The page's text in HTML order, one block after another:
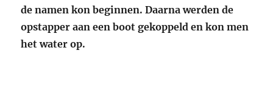
de namen kon beginnen. Daarna werden de
opstapper aan een boot gekoppeld en kon men
het water op.